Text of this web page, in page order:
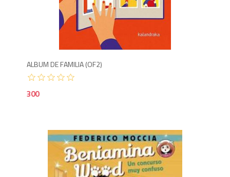
ALBUM DE FAMILIA (OF2)
300